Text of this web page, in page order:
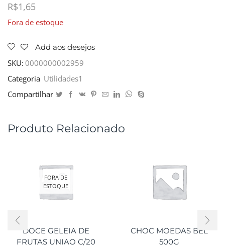
R$1,65
Fora de estoque
Add aos desejos
SKU: 0000000002959
Categoria Utilidades1
Compartilhar
Produto Relacionado
FORA DE
ESTOQUE
DOCE GELEIA DE
FRUTAS UNIAO C/20
CHOC MOEDAS BEL
500G